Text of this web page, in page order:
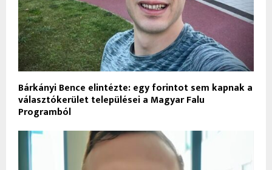
Bárkányi Bence elintézte: egy forintot sem kapnak a
választókerület települései a Magyar Falu
Programból